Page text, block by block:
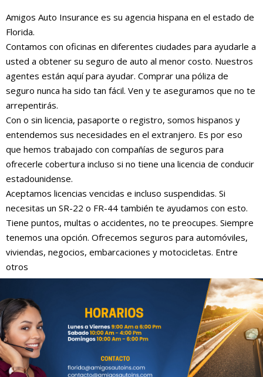
Amigos Auto Insurance es su agencia hispana en el estado de
Florida.
Contamos con oficinas en diferentes ciudades para ayudarle a
usted a obtener su seguro de auto al menor costo. Nuestros
agentes están aquí para ayudar. Comprar una póliza de
seguro nunca ha sido tan fácil. Ven y te aseguramos que no te
arrepentirás.
Con o sin licencia, pasaporte o registro, somos hispanos y
entendemos sus necesidades en el extranjero. Es por eso
que hemos trabajado con compañías de seguros para
ofrecerle cobertura incluso si no tiene una licencia de conducir
estadounidense.
Aceptamos licencias vencidas e incluso suspendidas. Si
necesitas un SR-22 o FR-44 también te ayudamos con esto.
Tiene puntos, multas o accidentes, no te preocupes. Siempre
tenemos una opción. Ofrecemos seguros para automóviles,
viviendas, negocios, embarcaciones y motocicletas. Entre
otros